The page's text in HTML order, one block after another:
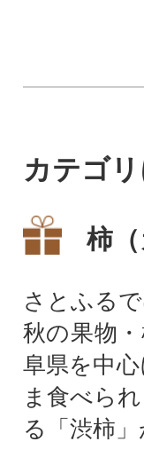
カテゴ
柿（
さとふる
秋の果物
阜県を中
ま食べら
る「渋柿